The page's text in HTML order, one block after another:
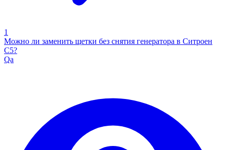
1
Можно ли заменить щетки без снятия генератора в Ситроен
С5?
Qa